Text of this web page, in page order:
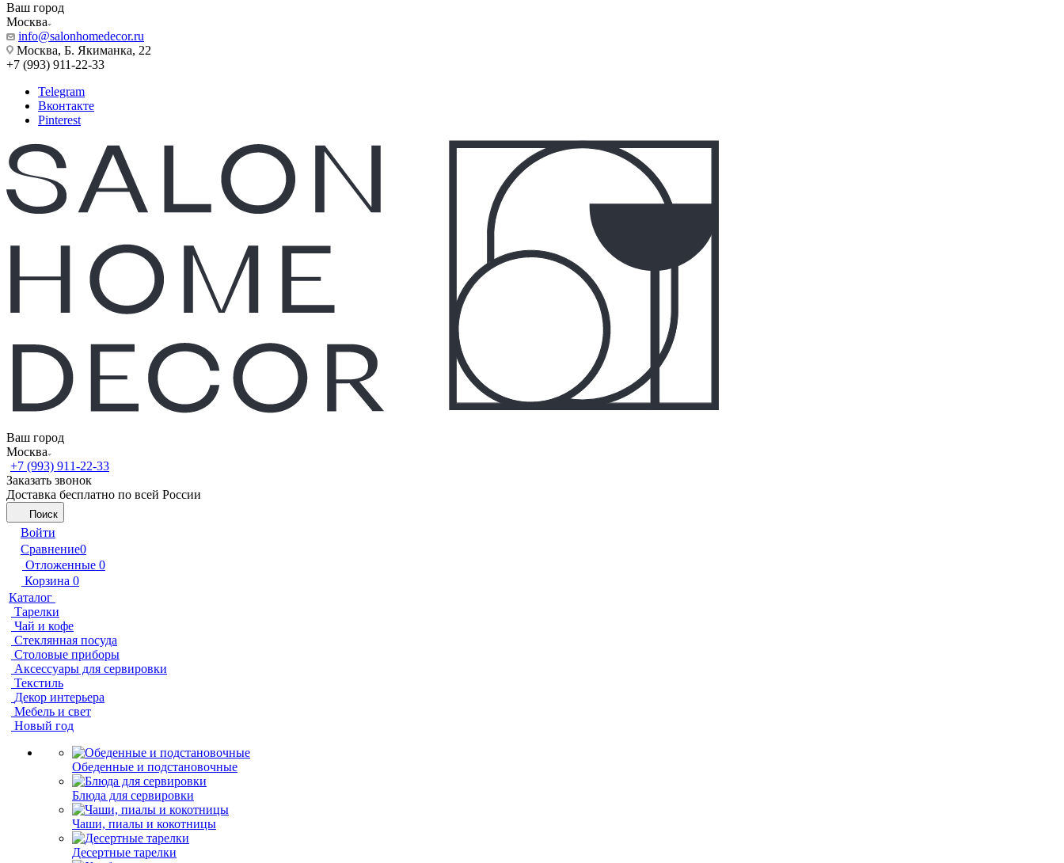
Ваш город
Москва
info@salonhomedecor.ru
Москва, Б. Якиманка, 22
+7 (993) 911-22-33
Telegram
Вконтакте
Pinterest
Ваш город
Москва
+7 (993) 911-22-33
Заказать звонок
Доставка бесплатно по всей России
Поиск
Войти
Сравнение0
Отложенные 0
Корзина 0
Каталог
Тарелки
Чай и кофе
Стеклянная посуда
Столовые приборы
Аксессуары для сервировки
Текстиль
Декор интерьера
Мебель и свет
Новый год
Обеденные и подстановочные
Блюда для сервировки
Чаши, пиалы и кокотницы
Десертные тарелки